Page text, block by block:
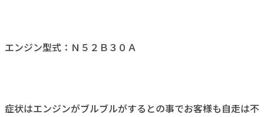
エンジン型式：Ｎ５２Ｂ３０Ａ
症状はエンジンがブルブルがするとの事でお客様も自走は不